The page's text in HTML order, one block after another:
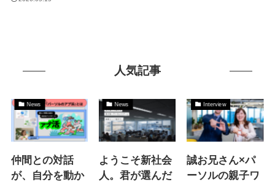
人気記事
News
仲間との対話
が、自分を動か
News
ようこそ新社会
人。君が選んだ
Interview
誠お兄さん×パ
ーソルの親子ワ